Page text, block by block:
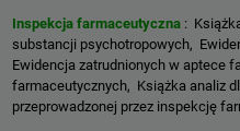
Inspekcja farmaceutyczna :
substancji psychotropowych,
Ewidencja zatrudnionych w aptece
farmaceutycznych, Książka analiz
przeprowadzonej przez inspekcję